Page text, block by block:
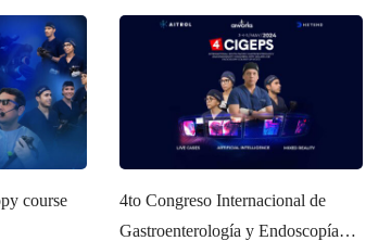
course
4to Congreso Internacional de
Gastroenterología y Endoscopía